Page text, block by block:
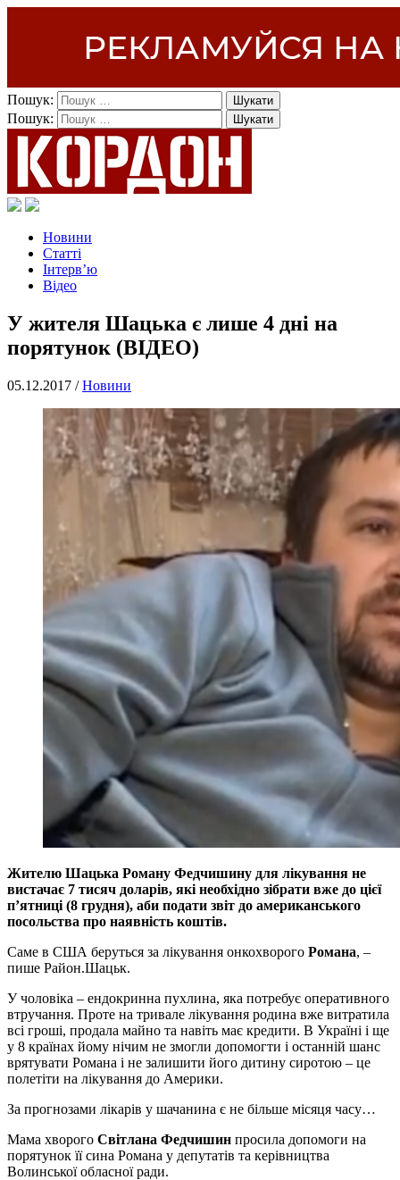
Пошук:
Пошук:
Новини
Статті
Інтерв’ю
Відео
У жителя Шацька є лише 4 дні на
порятунок (ВІДЕО)
05.12.2017 /Новини
Жителю Шацька Роману Федчишину для лікування не
вистачає 7 тисяч доларів, які необхідно зібрати вже до цієї
п’ятниці (8 грудня), аби подати звіт до американського
посольства про наявність коштів.
Саме в США беруться за лікування онкохворого Романа, –
пише Район.Шацьк.
У чоловіка – ендокринна пухлина, яка потребує оперативного
втручання. Проте на тривале лікування родина вже витратила
всі гроші, продала майно та навіть має кредити. В Україні і ще
у 8 країнах йому нічим не змогли допомогти і останній шанс
врятувати Романа і не залишити його дитину сиротою – це
полетіти на лікування до Америки.
За прогнозами лікарів у шачанина є не більше місяця часу…
Мама хворого Світлана Федчишин просила допомоги на
порятунок її сина Романа у депутатів та керівництва
Волинської обласної ради.